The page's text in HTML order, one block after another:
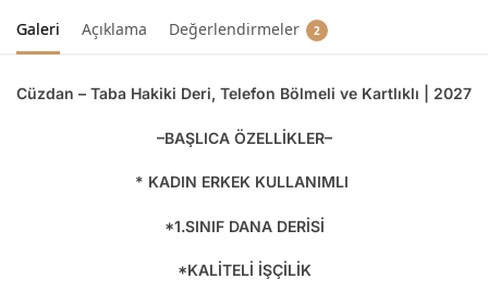
Galeri Açıklama Değerlendirmeler 2
Cüzdan – Taba Hakiki Deri, Telefon Bölmeli ve Kartlıklı | 2027
–BAŞLICA ÖZELLİKLER–
* KADIN ERKEK KULLANIMLI
*1.SINIF DANA DERİSİ
*KALİTELİ İŞÇİLİK